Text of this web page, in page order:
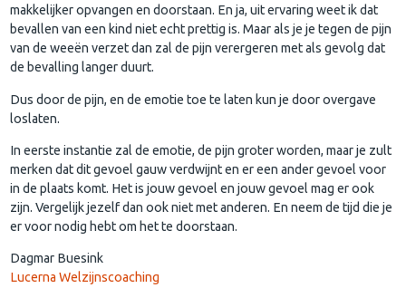
makkelijker opvangen en doorstaan. En ja, uit ervaring weet ik dat
bevallen van een kind niet echt prettig is. Maar als je je tegen de pijn
van de weeën verzet dan zal de pijn verergeren met als gevolg dat
de bevalling langer duurt.
Dus door de pijn, en de emotie toe te laten kun je door overgave
loslaten.
In eerste instantie zal de emotie, de pijn groter worden, maar je zult
merken dat dit gevoel gauw verdwijnt en er een ander gevoel voor
in de plaats komt. Het is jouw gevoel en jouw gevoel mag er ook
zijn. Vergelijk jezelf dan ook niet met anderen. En neem de tijd die je
er voor nodig hebt om het te doorstaan.
Dagmar Buesink
Lucerna Welzijnscoaching